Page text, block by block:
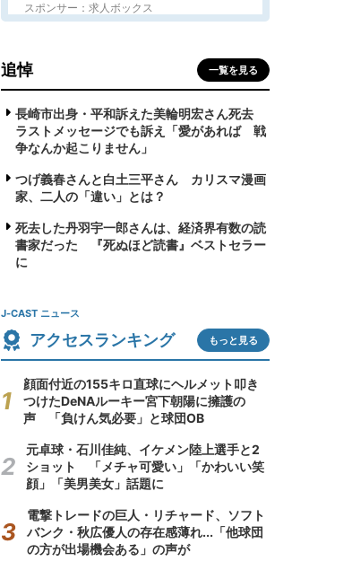
スポンサー：求人ボックス
追悼 一覧を見る
長崎市出身・平和訴えた美輪明宏さん死去
ラストメッセージでも訴え「愛があれば 戦
争なんか起こりません」
つげ義春さんと白土三平さん カリスマ漫画
家、二人の「違い」とは？
死去した丹羽宇一郎さんは、経済界有数の読
書家だった 『死ぬほど読書』ベストセラー
に
J-CAST ニュース
アクセスランキング もっと見る
顔面付近の155キロ直球にヘルメット叩き
つけたDeNAルーキー宮下朝陽に擁護の
声 「負けん気必要」と球団OB
元卓球・石川佳純、イケメン陸上選手と2
ショット 「メチャ可愛い」「かわいい笑
顔」「美男美女」話題に
電撃トレードの巨人・リチャード、ソフト
バンク・秋広優人の存在感薄れ...「他球団
の方が出場機会ある」の声が